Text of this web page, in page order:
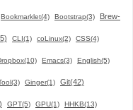
Bookmarklet(4) Bootstrap(3) Brew-
CLI(1) coLinux(2) CSS(4)
Emacs(3) English(5)
Ginger(1) Git(42)
GPT(5) GPU(1) HHKB(13)